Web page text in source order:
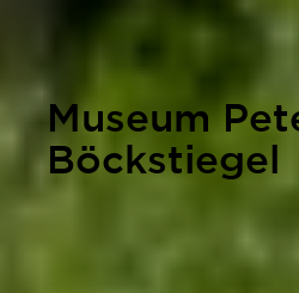
Museum
Böckstiegel